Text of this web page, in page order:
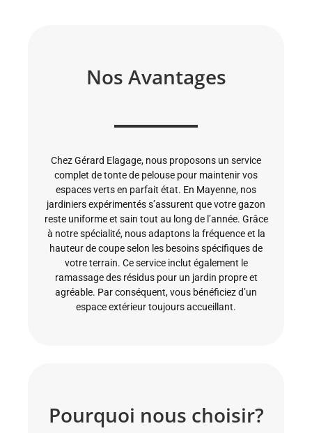
Nos Avantages
Chez Gérard Elagage, nous proposons un service
complet de tonte de pelouse pour maintenir vos
espaces verts en parfait état. En Mayenne, nos
jardiniers expérimentés s’assurent que votre gazon
reste uniforme et sain tout au long de l’année. Grâce
à notre spécialité, nous adaptons la fréquence et la
hauteur de coupe selon les besoins spécifiques de
votre terrain. Ce service inclut également le
ramassage des résidus pour un jardin propre et
agréable. Par conséquent, vous bénéficiez d’un
espace extérieur toujours accueillant.
Pourquoi nous choisir?